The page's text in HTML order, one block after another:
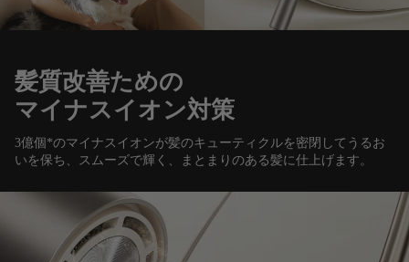
髪質改善ための
マイナスイオン対策
3億個*のマイナスイオンが髪のキューティクルを密閉してうるお
いを保ち、スムーズで輝く、まとまりのある髪に仕上げます。